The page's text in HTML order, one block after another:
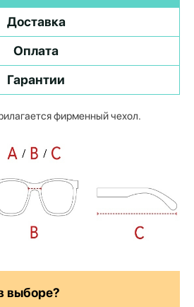
Доставка
Оплата
Гарантии
фирменный чехол.
выборе?